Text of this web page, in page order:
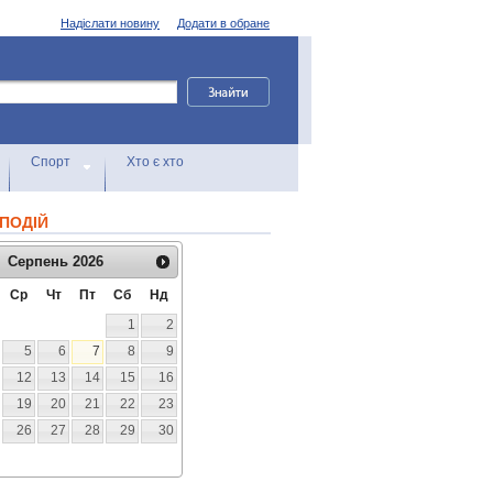
Додати в обране
Надіслати новину
Спорт Хто є хто
Серпень 2026
Ср Чт Пт Сб
Нд
1
2
5 6 7 8
9
12 13 14 15
16
19 20 21 22
23
26 27 28 29
30